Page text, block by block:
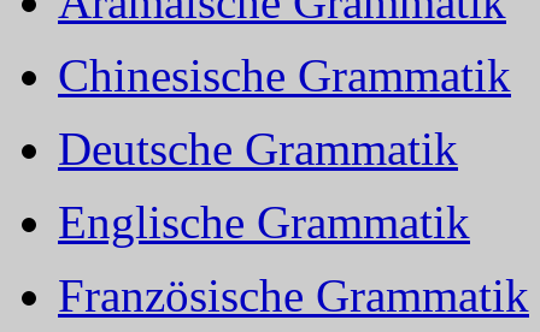
Chinesische Grammatik
Deutsche Grammatik
Englische Grammatik
Französische Grammatik